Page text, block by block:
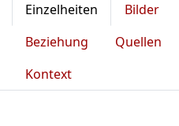
Einzelheiten Bilder
Beziehung
Quellen
Kontext